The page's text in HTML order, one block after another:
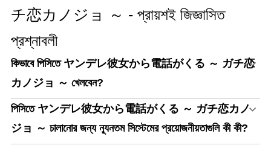
আকস্মিক উপস্থিতি এবং আশ্চর্য: খেলোয়াড়রা সতর্কতা ছাড়াই স্টকারের
উপস্থিতি এবং সন্ত্রাস প্রত্যক্ষ করবে। তারা হঠাৎ উপস্থিত হয়ে বা
অপ্রত্যাশিত জায়গায় উপস্থিত হয়ে খেলোয়াড়কে চমকে দিতে এবং
আতঙ্কিত করতে পারে।
উদ্দীপিত করে। স্টকারদের কাছ থেকে ক্রমাগত হয়রানি এবং ভয় দেখানো
খেলোয়াড়দের মানসিক স্বাস্থ্যকে নাড়া দেয়।
অসহায়ত্ব এবং কঠিন পালানো: খেলোয়াড়রা স্টকার থেকে পালানোর চেষ্টা
チ恋カノジョ ～ - প্রায়শই জিজ্ঞাসিত
প্রশ্নাবলী
কিভাবে পিসিতে ヤンデレ彼女から電話がくる ～ ガチ恋
カノジョ ～ খেলবেন?
পিসিতে ヤンデレ彼女から電話がくる ～ ガチ恋カノ
ジョ ～ চালানোর জন্য ন্যূনতম সিস্টেমের প্রয়োজনীয়তাগুলি কী কী?